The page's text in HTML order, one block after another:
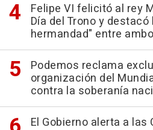
Felipe VI felicitó al rey
Día del Trono y
hermandad" entre
Podemos reclama
organización del
contra la soberanía
El Gobierno alerta a las